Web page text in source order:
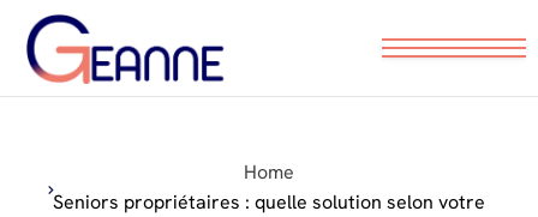
Nos conseils pratiques
Prendre RDV
Home
Seniors propriétaires : quelle solution selon votre